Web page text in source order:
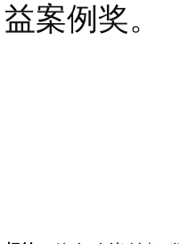
益案例奖。